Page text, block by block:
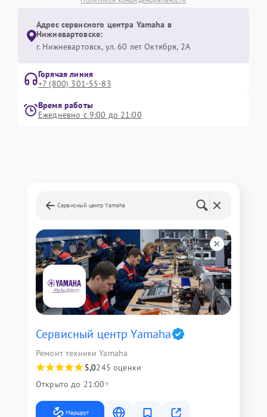
Адрес сервисного центра Yamaha в
Нижневартовске:
г. Нижневартовск, ул. 60 лет Октября, 2А
Горячая линия
+7 (800) 301-55-83
Время работы
Ежедневно с 9:00 до 21:00
Сервисный центр Yamaha
Сервисный центр Yamaha
Ремонт техники Yamaha
5,0245 оценки
Открыто до 21:00
Маршрут